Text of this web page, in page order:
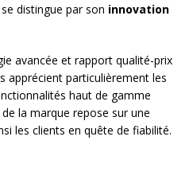
distingue par son innovation
avancée et rapport qualité-prix
apprécient particulièrement les
haut de gamme
la marque repose sur une
les clients en quête de fiabilité.